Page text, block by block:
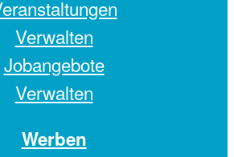
Verwalten
Jobangebote
Verwalten
Werben